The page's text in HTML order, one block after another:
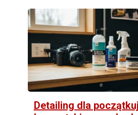
Detailing dla